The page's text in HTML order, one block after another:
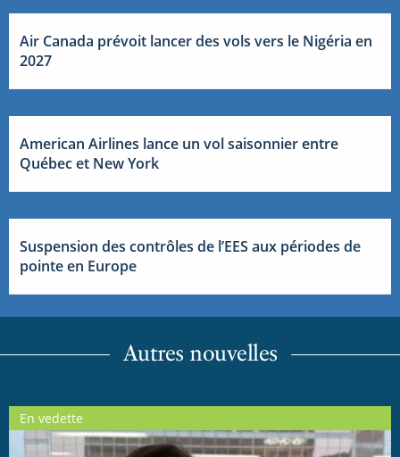
Air Canada prévoit lancer des vols vers le Nigéria en
2027
American Airlines lance un vol saisonnier entre
Québec et New York
Suspension des contrôles de l’EES aux périodes de
pointe en Europe
Autres nouvelles
En vedette